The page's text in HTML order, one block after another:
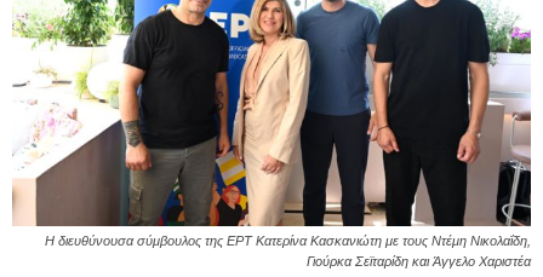
Η διευθύνουσα σύμβουλος της ΕΡΤ Κατερίνα Κασκανιώτη με τους Ντέμη Νικολαΐδη,
Γιούρκα Σεϊταρίδη και Άγγελο Χαριστέα